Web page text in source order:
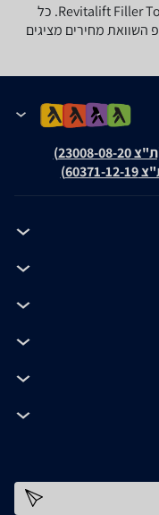
לפניכם מפרט טכני של Revitalift Filler Toner 200ml Loreal. כל
השוואת מחירים מציגים
20)
19)